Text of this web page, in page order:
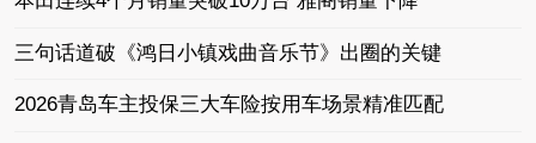
三句话道破《鸿日小镇戏曲音乐节》出圈的关键
2026青岛车主投保三大车险按用车场景精准匹配